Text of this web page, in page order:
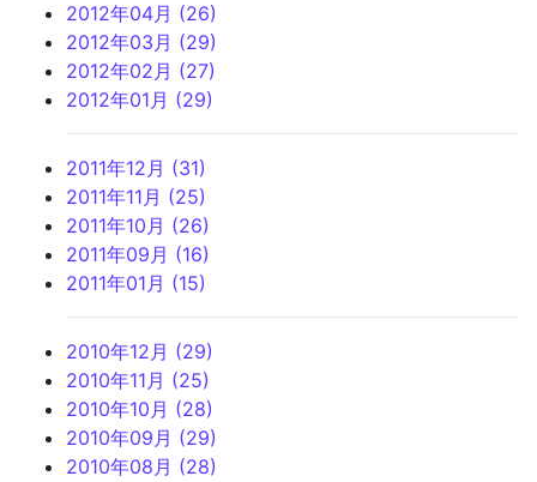
2012年04月 (26)
2012年03月 (29)
2012年02月 (27)
2012年01月 (29)
2011年12月 (31)
2011年11月 (25)
2011年10月 (26)
2011年09月 (16)
2011年01月 (15)
2010年12月 (29)
2010年11月 (25)
2010年10月 (28)
2010年09月 (29)
2010年08月 (28)